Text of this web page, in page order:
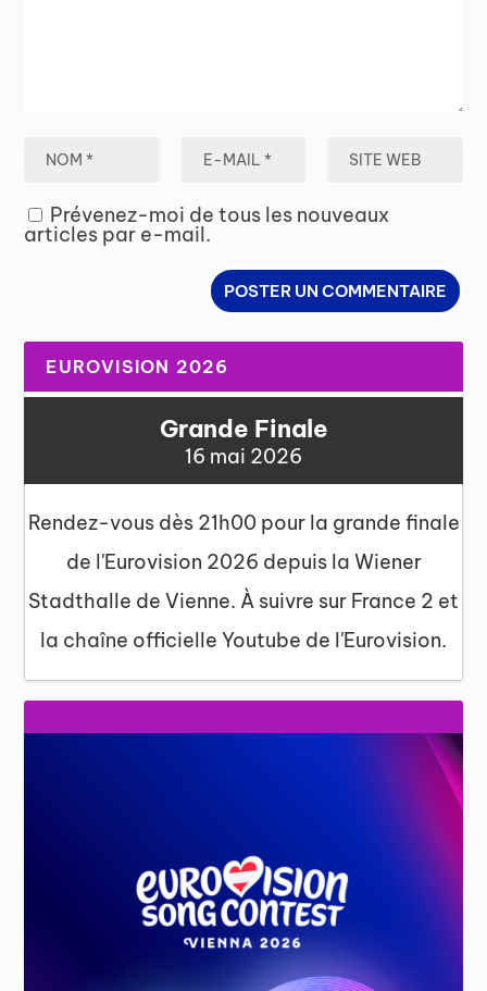
Prévenez-moi de tous les nouveaux
articles par e-mail.
EUROVISION 2026
Grande Finale
16 mai 2026
Rendez-vous dès 21h00 pour la grande finale
de l'Eurovision 2026 depuis la Wiener
Stadthalle de Vienne. À suivre sur France 2 et
la chaîne officielle Youtube de l'Eurovision.